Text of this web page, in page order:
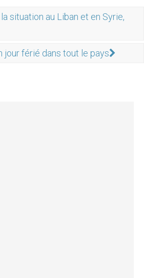
situation au Liban et en Syrie,
jour férié dans tout le pays